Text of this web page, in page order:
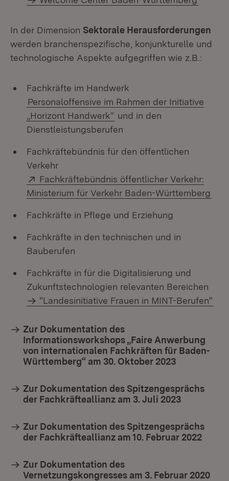
In der Dimension Sektorale Herausforderungen
werden branchenspezifische, konjunkturelle und
technologische Aspekte aufgegriffen wie z.B.:
Fachkräfte im Handwerk
Personaloffensive im Rahmen der Initiative
„Horizont Handwerk“ und in den
Dienstleistungsberufen
Fachkräftebündnis für den öffentlichen
Verkehr
Extern:
Fachkräftebündnis öffentlicher Verkehr:
Ministerium für Verkehr Baden-Württemberg
Fachkräfte in Pflege und Erziehung
Fachkräfte in den technischen und in
Bauberufen
Fachkräfte in für die Digitalisierung und
Zukunftstechnologien relevanten Bereichen
"Landesinitiative Frauen in MINT-Berufen"
Zur Dokumentation des
Informationsworkshops „Faire Anwerbung
von internationalen Fachkräften für Baden-
Württemberg“ am 30. Oktober 2023
Zur Dokumentation des Spitzengesprächs
der Fachkräfteallianz am 3. Juli 2023
Zur Dokumentation des Spitzengesprächs
der Fachkräfteallianz am 10. Februar 2022
Zur Dokumentation des
Vernetzungskongresses am 3. Februar 2020